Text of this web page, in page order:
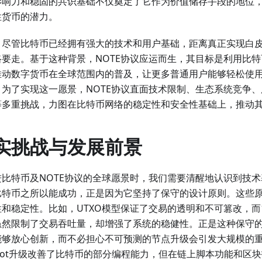
币的潜力。
管比特币已经拥有强大的技术和用户基础，距离真正实现白
走。基于这种背景，NOTE协议应运而生，其目标是利用比
数字货币在全球范围内的普及，让更多普通用户能够轻松使
了实现这一愿景，NOTE协议直面技术限制、生态系统竞争
重挑战，力图在比特币网络的稳定性和安全性基础上，推动
挑战与发展前景
特币及NOTE协议的全球愿景时，我们需要清醒地认识到技
币之所以能成功，正是因为它坚持了保守的设计原则。这些
稳定性。比如，UTXO模型保证了交易的透明和不可篡改，
限制了交易吞吐量，却增强了系统的稳健性。正是这种保守
放心创新，而不必担心不可预测的节点升级会引发大规模的
升级改善了比特币的部分编程能力，但在链上脚本功能和区